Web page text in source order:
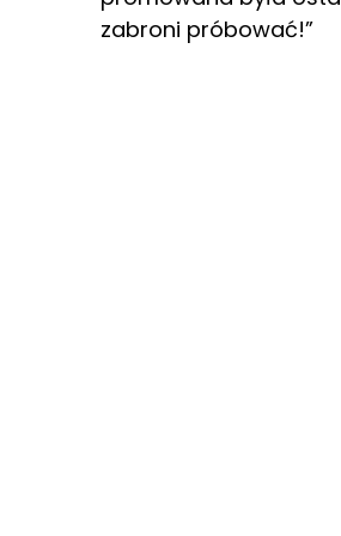
zabroni próbować!”